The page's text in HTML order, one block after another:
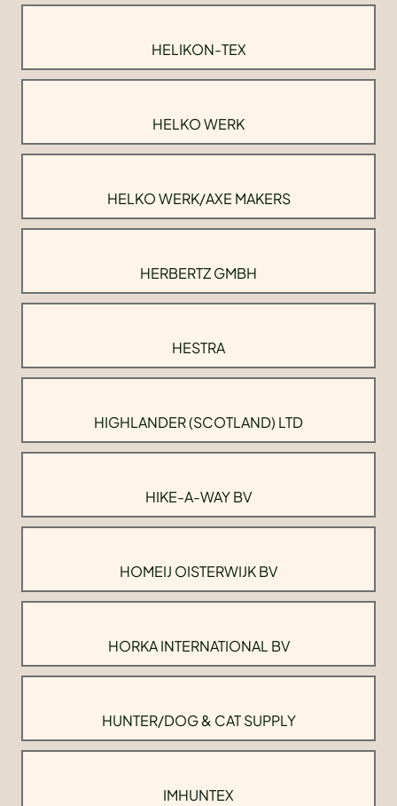
HELIKON-TEX
HELKO WERK
HELKO WERK/AXE MAKERS
HERBERTZ GMBH
HESTRA
HIGHLANDER (SCOTLAND) LTD
HIKE-A-WAY BV
HOMEIJ OISTERWIJK BV
HORKA INTERNATIONAL BV
HUNTER/DOG & CAT SUPPLY
IMHUNTEX